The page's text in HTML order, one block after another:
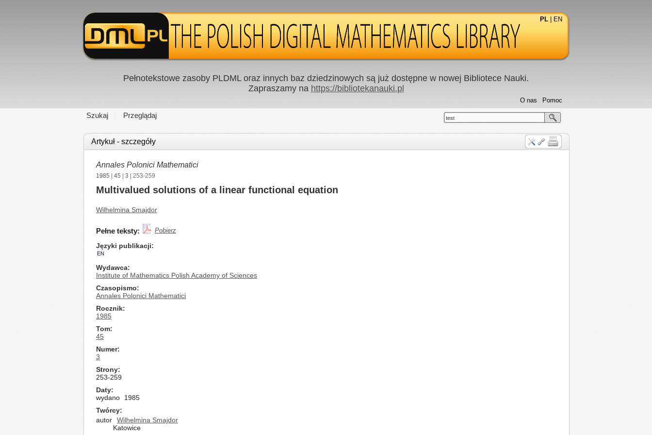
PL EN
Pełnotekstowe zasoby PLDML oraz innych baz dziedzinowych są już dostępne w nowej Bibliotece Nauki.
Zapraszamy na https://bibliotekanauki.pl
Szukaj Przeglądaj
Pomoc
O nas
test
Artykuł - szczegóły
Annales Polonici Mathematici
1985 45 3 | 253-259
Multivalued solutions of a linear functional equation
Wilhelmina Smajdor
Pełne teksty: Pobierz
Języki publikacji
EN
Wydawca
Institute of Mathematics Polish Academy of Sciences
Czasopismo
Annales Polonici Mathematici
Rocznik
1985
Tom
45
Numer
3
Strony
253-259
Daty
wydano
1985
Twórcy
autor
Wilhelmina Smajdor
Katowice